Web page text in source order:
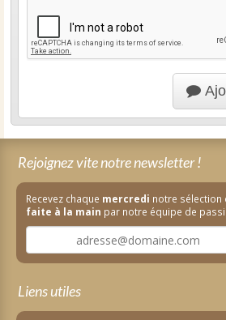
Rejoignez vite notre newsletter !
Recevez chaque mercredi notre sélection
faite à la main par notre équipe de
Liens utiles